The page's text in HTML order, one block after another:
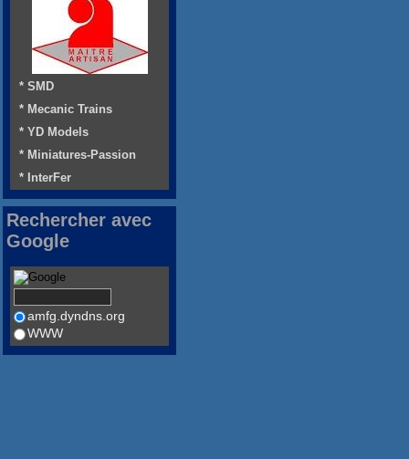
* SMD
* Mecanic Trains
* YD Models
* Miniatures-Passion
* InterFer
Rechercher avec
Google
amfg.dyndns.org
WWW